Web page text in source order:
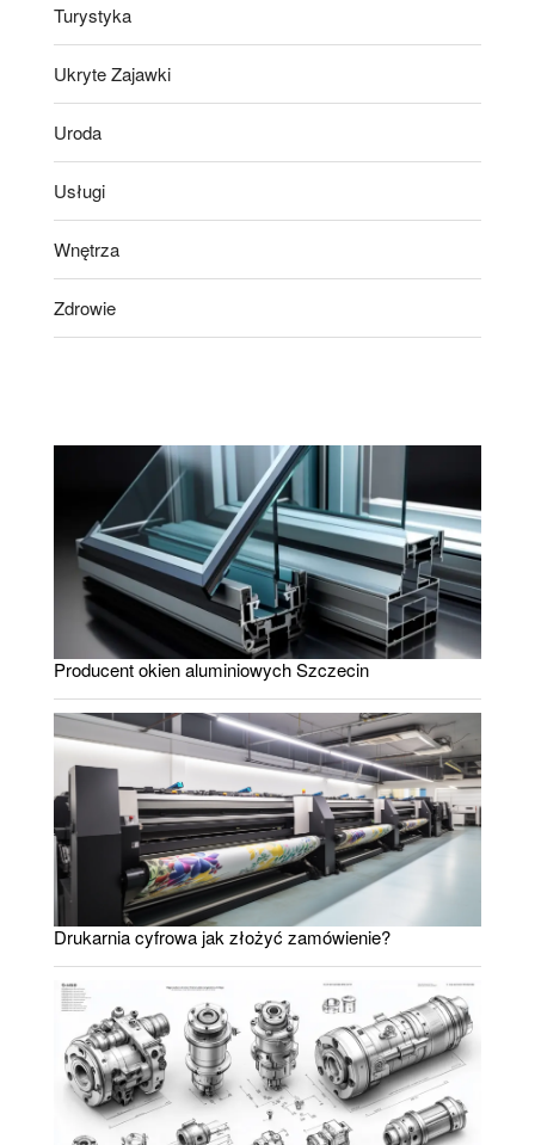
Turystyka
Ukryte Zajawki
Uroda
Usługi
Wnętrza
Zdrowie
Producent okien aluminiowych Szczecin
Drukarnia cyfrowa jak złożyć zamówienie?